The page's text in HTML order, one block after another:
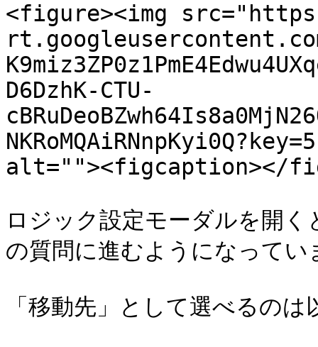
<figure><img
D6DzhK-CTU-
alt=""><figcaption></
ロジック設定モーダルを開
の質問に進むようになってい
「移動先」として選べるの